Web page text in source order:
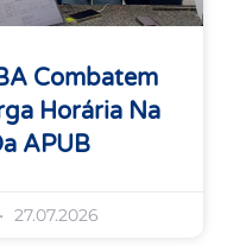
Combatem
Horária Na
APUB
27.07.2026